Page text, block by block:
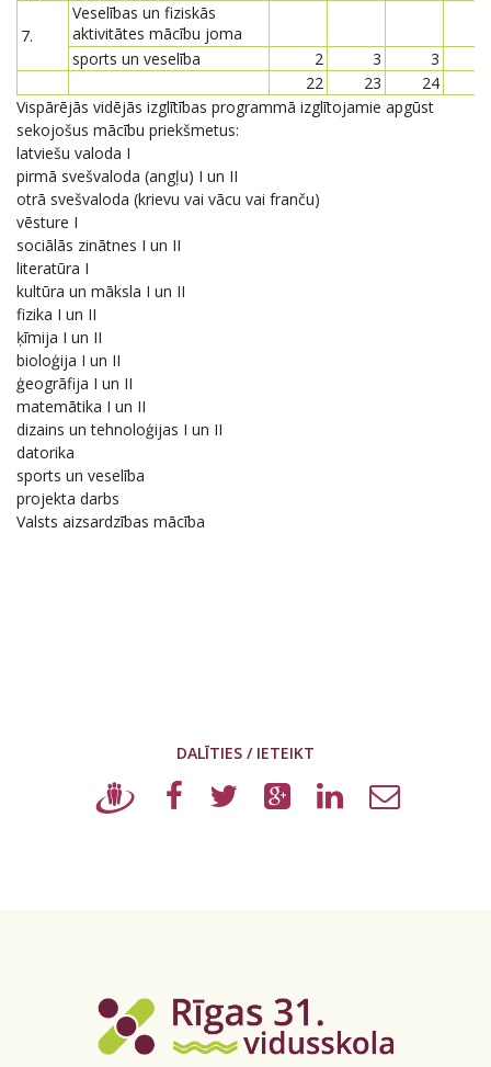
7.
Veselības un fiziskās
aktivitātes mācību joma
sports un veselība
2 3 3
22
23 24
Vispārējās vidējās izglītības programmā izglītojamie apgūst
sekojošus mācību priekšmetus:
latviešu valoda I
pirmā svešvaloda (angļu) I un II
otrā svešvaloda (krievu vai vācu vai franču)
vēsture I
sociālās zinātnes I un II
literatūra I
kultūra un māksla I un II
fizika I un II
ķīmija I un II
bioloģija I un II
ģeogrāfija I un II
matemātika I un II
dizains un tehnoloģijas I un II
datorika
sports un veselība
projekta darbs
Valsts aizsardzības mācība
DALĪTIES / IETEIKT